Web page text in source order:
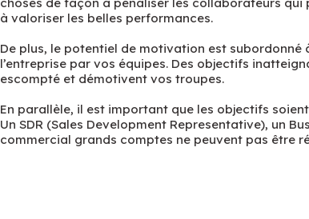
à valoriser les belles performances.
De plus, le potentiel de motivation est subordonné
l’entreprise par vos équipes. Des objectifs
escompté et démotivent vos troupes.
En parallèle, il est important que les objectifs
Un SDR (Sales Development Representative), un
commercial grands comptes ne peuvent pas être